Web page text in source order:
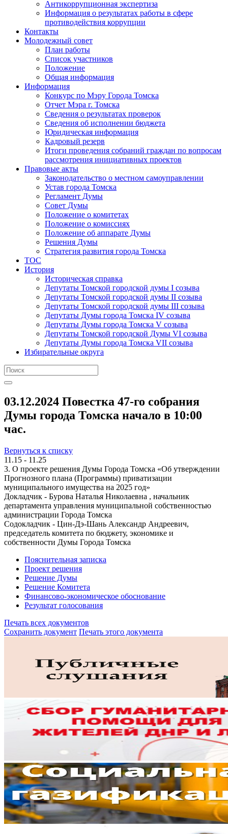
Антикоррупционная экспертиза
Информация о результатах работы в сфере
противодействия коррупции
Контакты
Молодежный совет
План работы
Список участников
Положение
Общая информация
Информация
Конкурс по Мэру Города Томска
Отчет Мэра г. Томска
Сведения о результатах проверок
Сведения об исполнении бюджета
Юридическая информация
Кадровый резерв
Итоги проведения собраний граждан по вопросам
рассмотрения инициативных проектов
Правовые акты
Законодательство о местном самоуправлении
Устав города Томска
Регламент Думы
Совет Думы
Положение о комитетах
Положение о комиссиях
Положение об аппарате Думы
Решения Думы
Стратегия развития города Томска
ТОС
История
Историческая справка
Депутаты Томской городской думы I созыва
Депутаты Томской городской думы II созыва
Депутаты Томской городской думы III созыва
Депутаты Думы города Томска IV созыва
Депутаты Думы города Томска V созыва
Депутаты Томской городской Думы VI созыва
Депутаты Думы города Томска VII созыва
Избирательные округа
03.12.2024 Повестка 47-го собрания
Думы города Томска начало в 10:00
час.
Вернуться к списку
11.15 - 11.25
3. О проекте решения Думы Города Томска «Об утверждении
Прогнозного плана (Программы) приватизации
муниципального имущества на 2025 год»
Докладчик - Бурова Наталья Николаевна , начальник
департамента управления муниципальной собственностью
администрации Города Томска
Содокладчик - Цин-Дэ-Шань Александр Андреевич,
председатель комитета по бюджету, экономике и
собственности Думы Города Томска
Пояснительная записка
Проект решения
Решение Думы
Решение Комитета
Финансово-экономическое обоснование
Результат голосования
Печать всех документов
Сохранить документ Печать этого документа